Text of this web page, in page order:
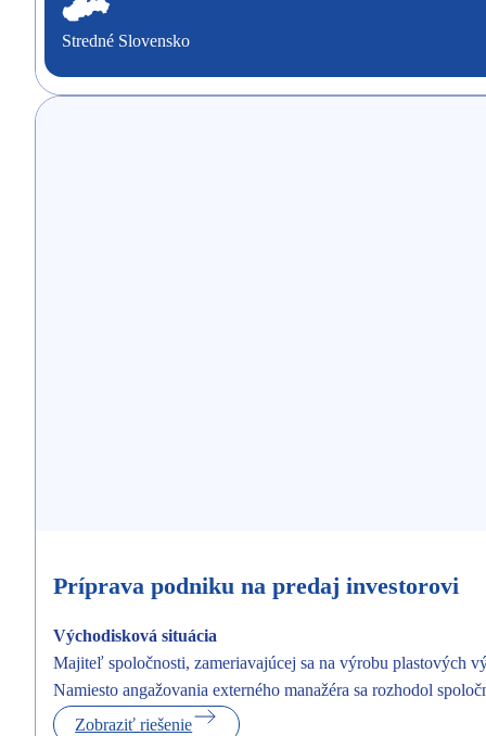
Stredné Slovensko
Príprava podniku na predaj investorovi
Východisková situácia
Majiteľ spoločnosti, zameriavajúcej sa na výrobu plastových
Namiesto angažovania externého manažéra sa rozhodol
Zobraziť riešenie